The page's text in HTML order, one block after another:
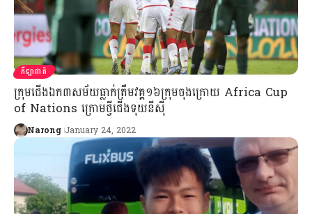
កីឡាជាតិ
ក្រុមជើងឯក៣សម័យធ្លាក់ត្រឹមវគ្គ១៦ក្រុមចុងក្រោយ Africa Cup
of Nations ក្រោមថ្វីជើងទុយនីស៊ី
Narong January 24, 2022